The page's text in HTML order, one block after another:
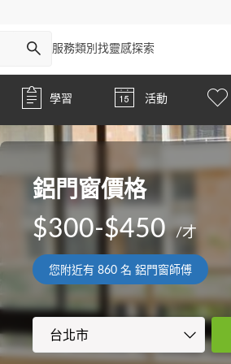
服務類別 找靈感探索
學習 活動
鋁門窗價格
$300-$450 /才
您附近有 860名 鋁門窗師傅